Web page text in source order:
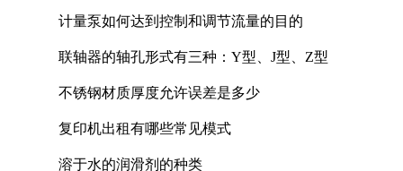
计量泵如何达到控制和调节流量的目的
联轴器的轴孔形式有三种：Y型、J型、Z型
不锈钢材质厚度允许误差是多少
复印机出租有哪些常见模式
溶于水的润滑剂的种类